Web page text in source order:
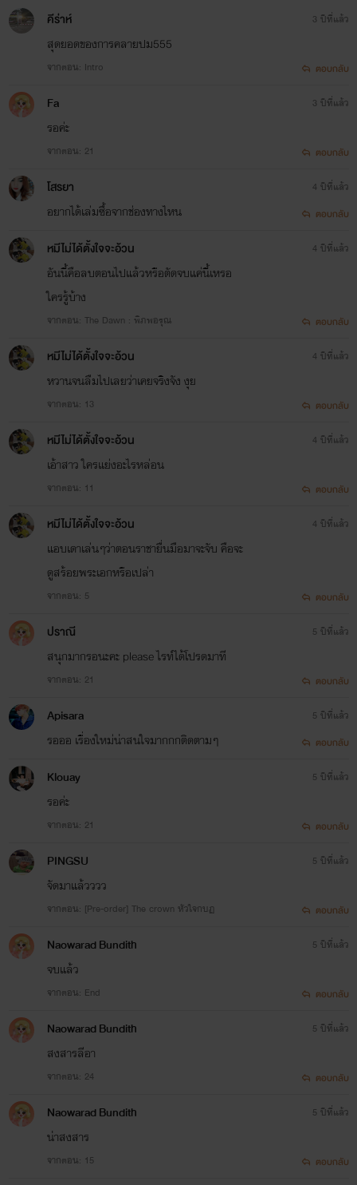
คีร่าห์
สุดยอดของการคลายปม555
จากตอน: Intro
3 ปีที่แล้ว
ตอบกลับ
Fa
รอค่ะ
จากตอน: 21
3 ปีที่แล้ว
ตอบกลับ
โสรยา
อยากได้เล่มซื้อจากช่องทางไหน
4 ปีที่แล้ว
ตอบกลับ
หมีไม่ได้ตั้งใจจะอ้วน
อันนี้คือลบตอนไปแล้วหรือตัดจบแค่นี้เหรอ
ใครรู้บ้าง
จากตอน: The Dawn : พิภพอรุณ
4 ปีที่แล้ว
ตอบกลับ
หมีไม่ได้ตั้งใจจะอ้วน
หวานจนลืมไปเลยว่าเคยจริงจัง งุย
จากตอน: 13
4 ปีที่แล้ว
ตอบกลับ
หมีไม่ได้ตั้งใจจะอ้วน
เอ้าสาว ใครแย่งอะไรหล่อน
จากตอน: 11
4 ปีที่แล้ว
ตอบกลับ
หมีไม่ได้ตั้งใจจะอ้วน
แอบเดาเล่นๆว่าตอนราชายื่นมือมาจะจับ คือจะ
ดูสร้อยพระเอกหรือเปล่า
จากตอน: 5
4 ปีที่แล้ว
ตอบกลับ
ปราณี
สนุกมากรอนะคะ please ไรท์ได้โปรดมาที
จากตอน: 21
5 ปีที่แล้ว
ตอบกลับ
Apisara
รอออ เรื่องใหม่น่าสนใจมากกกติดตามๆ
5 ปีที่แล้ว
ตอบกลับ
Klouay
รอค่ะ
จากตอน: 21
5 ปีที่แล้ว
ตอบกลับ
PINGSU
จัดมาแล้วววว
จากตอน: [Pre-order] The crown หัวใจกบฏ
5 ปีที่แล้ว
ตอบกลับ
Naowarad Bundith
จบแล้ว
จากตอน: End
5 ปีที่แล้ว
ตอบกลับ
Naowarad Bundith
สงสารลีอา
จากตอน: 24
5 ปีที่แล้ว
ตอบกลับ
Naowarad Bundith
น่าสงสาร
จากตอน: 15
5 ปีที่แล้ว
ตอบกลับ